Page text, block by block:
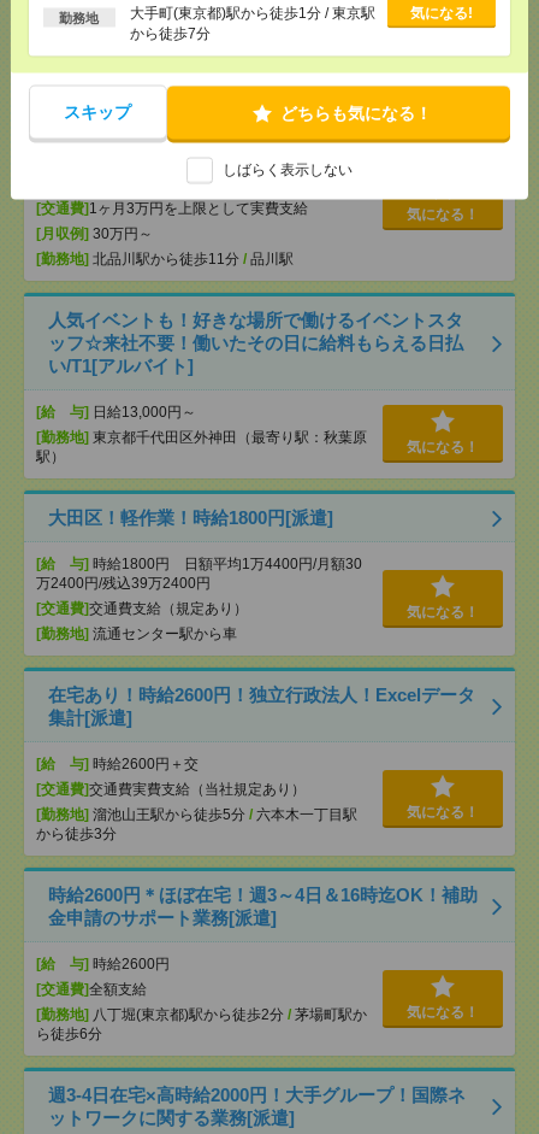
5h ※月収例を保証するものではあり
ません。
勤務地
大手町(東京都)駅から徒歩1分 / 東京駅
から徒歩7分
気になる!
スキップ どちらも気になる！
しばらく表示しない
歩1分
【週2在宅勤務】時給2800円！残業ほぼなし▼北品川
で一般事務[派遣]
[給 与]時給2800円 月収例 46万円 時給2800円×
実働8h×週5日×4週+残業5h ※月収例を保証するも
[交通費] 1ヶ月3万円を上限として実費支給
[月収例] 30万円～
[勤務地] 北品川駅から徒歩11分 / 品川駅
気になる！
人気イベントも！好きな場所で働けるイベントスタ
ッフ☆来社不要！働いたその日に給料もらえる日払
い/T1[アルバイト]
[給 与] 日給13,000円～
[勤務地] 東京都千代田区外神田（最寄り駅：秋葉原
駅）
気になる！
大田区！軽作業！時給1800円[派遣]
[給 与] 時給1800円 日額平均1万4400円/月額30
万2400円/残込39万2400円
[交通費]交通費支給（規定あり）
[勤務地] 流通センター駅から車
気になる！
在宅あり！時給2600円！独立行政法人！Excelデータ
集計[派遣]
[給 与] 時給2600円＋交
[交通費]交通費実費支給（当社規定あり）
[勤務地] 溜池山王駅から徒歩5分 / 六本木一丁目駅
から徒歩3分
気になる！
時給2600円＊ほぼ在宅！週3～4日＆16時迄OK！補助
金申請のサポート業務[派遣]
[給 与] 時給2600円
[交通費]全額支給
[勤務地] 八丁堀(東京都)駅から徒歩2分 / 茅場町駅か
ら徒歩6分
気になる！
週3-4日在宅×高時給2000円！大手グループ！国際ネ
ットワークに関する業務[派遣]